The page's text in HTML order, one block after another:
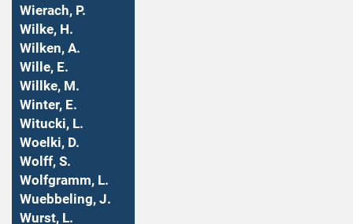
Wierach, P.
Wilke, H.
Wilken, A.
Wille, E.
Willke, M.
Winter, E.
Witucki, L.
Woelki, D.
Wolff, S.
Wolfgramm, L.
Wuebbeling, J.
Wurst, L.